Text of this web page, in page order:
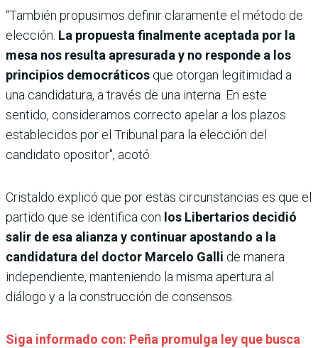
“También propusimos definir claramente el método de
elección. La propuesta finalmente aceptada por la
mesa nos resulta apresurada y no responde a los
principios democráticos que otorgan legitimidad a
una candidatura, a través de una interna. En este
sentido, consideramos correcto apelar a los plazos
establecidos por el Tribunal para la elección del
candidato opositor", acotó.
Cristaldo explicó que por estas circunstancias es que el
partido que se identifica con los Libertarios decidió
salir de esa alianza y continuar apostando a la
candidatura del doctor Marcelo Galli de manera
independiente, manteniendo la misma apertura al
diálogo y a la construcción de consensos.
Siga informado con: Peña promulga ley que busca